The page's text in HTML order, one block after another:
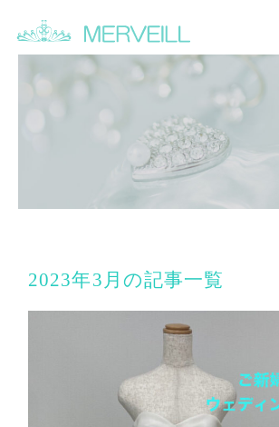
2023年3月の記事一覧